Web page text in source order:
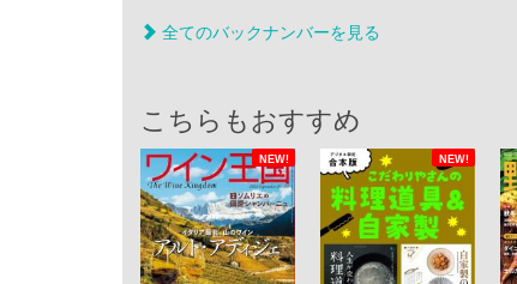
全てのバックナンバーを見る
こちらもおすすめ
NEW! NEW!